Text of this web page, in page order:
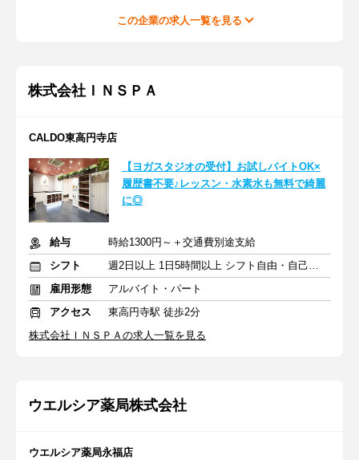
この企業の求人一覧を見る
株式会社ＩＮＳＰＡ
CALDO東高円寺店
【ヨガスタジオの受付】お試しバイトOK×
履歴書不要♪レッスン・水素水も無料で綺麗
に◎
給与
時給1300円～＋交通費別途支給
シフト
週2日以上 1日5時間以上 シフト自由・自己申告
雇用形態
アルバイト・パート
アクセス
東高円寺駅 徒歩2分
株式会社ＩＮＳＰＡの求人一覧を見る
ウエルシア薬局株式会社
ウエルシア薬局永福店